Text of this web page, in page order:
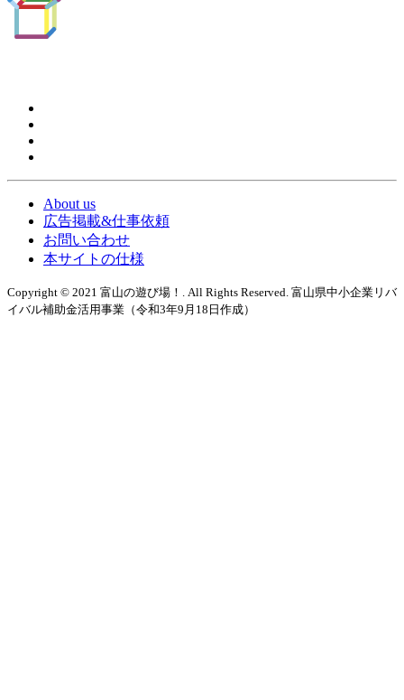
About us
広告掲載&仕事依頼
お問い合わせ
本サイトの仕様
Copyright © 2021 富山の遊び場！. All Rights Reserved. 富山県中小企業リバ
イバル補助金活用事業（令和3年9月18日作成）